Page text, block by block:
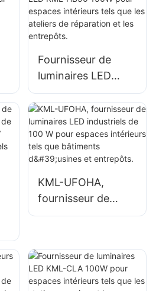
d'entrepôts, etc.
Fournisseur de
luminaires LED
KML-HB50 150W
pour espaces
intérieurs tels que
les ateliers de
réparation et les
KML-UFOHA,
fournisseur de
luminaires LED
W pour espaces
intérieurs tels que
bâtiments d'usines